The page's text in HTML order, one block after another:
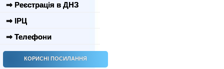
⇒ Реєстрація в ДНЗ
⇒ ІРЦ
⇒ Телефони
КОРИСНІ ПОСИЛАННЯ